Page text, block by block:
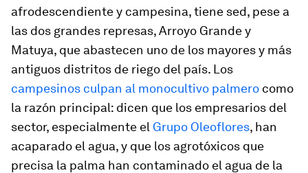
afrodescendiente y campesina, tiene sed, pese a
las dos grandes represas, Arroyo Grande y
Matuya, que abastecen uno de los mayores y más
antiguos distritos de riego del país. Los
campesinos culpan al monocultivo palmero como
la razón principal: dicen que los empresarios del
sector, especialmente el Grupo Oleoflores, han
acaparado el agua, y que los agrotóxicos que
precisa la palma han contaminado el agua de la